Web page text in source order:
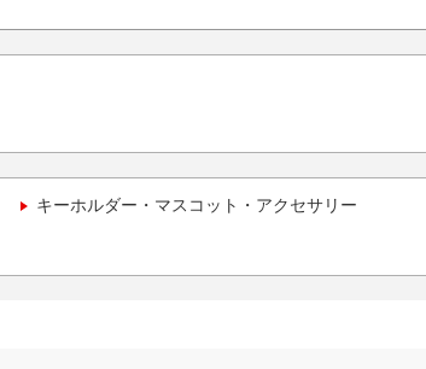
キーホルダー・マスコット・アクセサリー